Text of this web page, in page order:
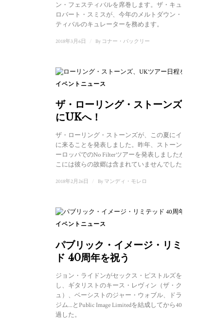
ン・フェスティバルを席巻します。ザ・キュアーの
ロバート・スミスが、今年のメルトダウン・フェス
ティバルのキュレーターを務めます。
2018年3月6日 By コナー・バックリー
イベントニュース
ザ・ローリング・ストーンズ、遂
にUKへ！
ザ・ローリング・ストーンズが、この夏にイギリス
に来ることを発表しました。昨年、ストーンズはヨ
ーロッパでのNo Filterツアーを発表しましたが、そ
こには彼らの故郷は含まれていませんでした...
2018年2月26日 By マンディ・モレロ
イベントニュース
パブリック・イメージ・リミテッ
ド 40周年を祝う
ジョン・ライドンがセックス・ピストルズを脱退
し、ギタリストのキース・レヴィン（ザ・クラッシ
ュ）、ベーシストのジャー・ウォブル、ドラマーの
ジム...とPublic Image Limitedを結成してから40年が経
過した。